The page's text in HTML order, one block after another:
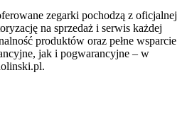
zegarki pochodzą z oficjalnej
na sprzedaż i serwis każdej
produktów oraz pełne wsparcie
jak i pogwarancyjne – w